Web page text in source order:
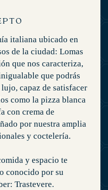
italiana ubicado en
de la ciudad: Lomas
que nos caracteriza,
que podrás
capaz de satisfacer
como la pizza blanca
con crema de
por nuestra amplia
y coctelería.
y espacio te
conocido por su
Trastevere.